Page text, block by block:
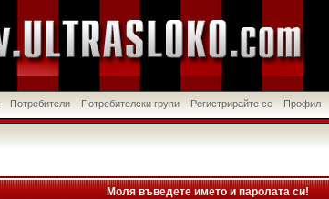
Потребители Потребителски групи Регистрирайте се Профил
Моля въведете името и паролата си!